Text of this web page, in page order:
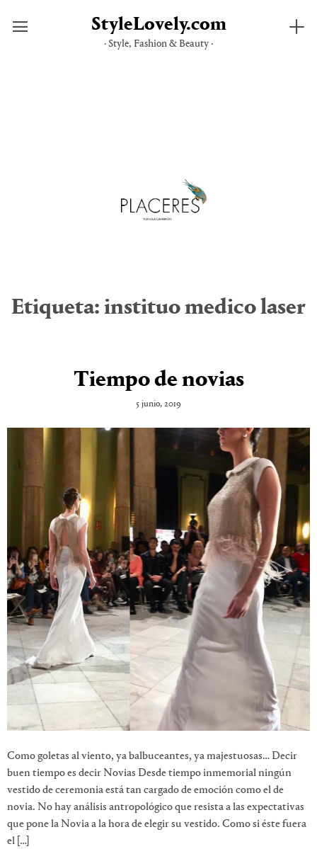
StyleLovely.com
· Style, Fashion & Beauty ·
Etiqueta: instituo medico laser
Tiempo de novias
5 junio, 2019
Como goletas al viento, ya balbuceantes, ya majestuosas… Decir
buen tiempo es decir Novias Desde tiempo inmemorial ningún
vestido de ceremonia está tan cargado de emoción como el de
novia. No hay análisis antropológico que resista a las expectativas
que pone la Novia a la hora de elegir su vestido. Como si éste fuera
el […]